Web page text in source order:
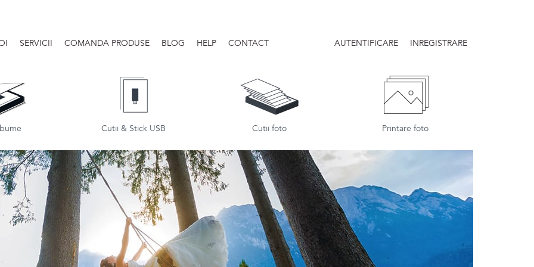
SERVICII COMANDA PRODUSE BLOG HELP CONTACT AUTENTIFICARE INREGISTRARE
Cutii & Stick USB Cutii foto Printare foto